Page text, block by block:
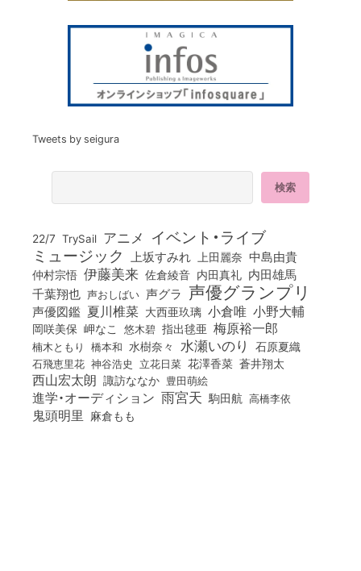
Tweets by seigura
22/7 TrySail アニメ イベント・ライブ
ミュージック 上坂すみれ 上田麗奈 中島由貴
仲村宗悟 伊藤美来 佐倉綾音 内田真礼 内田雄馬
千葉翔也 声おしばい 声グラ 声優グランプリ
声優図鑑 夏川椎菜 大西亜玖璃 小倉唯 小野大輔
岡咲美保 岬なこ 悠木碧 指出毬亜 梅原裕一郎
楠木ともり 橋本和 水樹奈々 水瀬いのり 石原夏織
石飛恵里花 神谷浩史 立花日菜 花澤香菜 蒼井翔太
西山宏太朗 諏訪ななか 豊田萌絵
進学・オーディション 雨宮天 駒田航 高橋李依
鬼頭明里 麻倉もも